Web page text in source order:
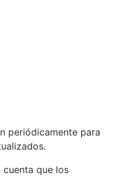
periódicamente para
que los